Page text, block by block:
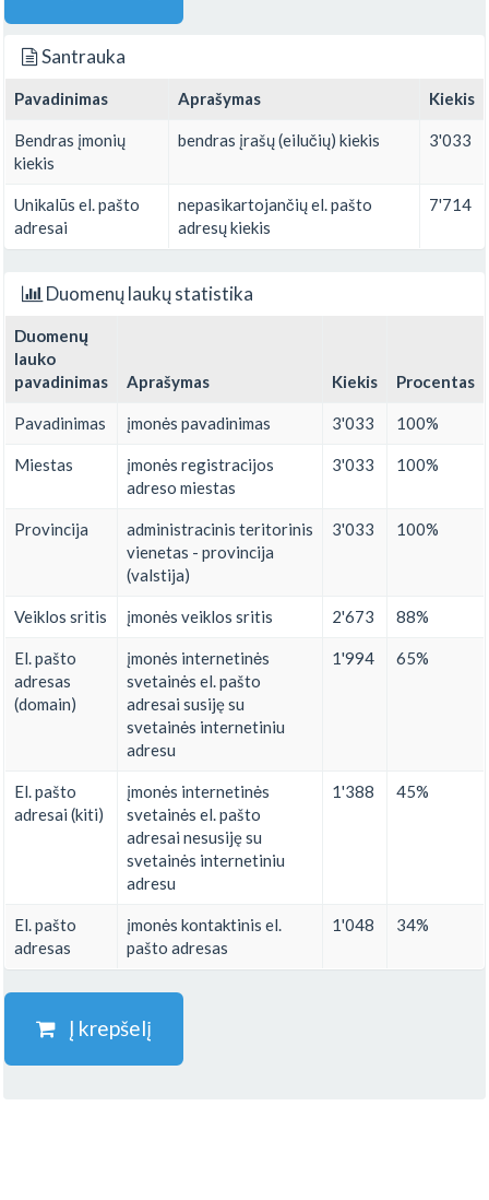
Santrauka
Pavadinimas Aprašymas Kiekis
Bendras įmonių
kiekis
bendras įrašų (eilučių) kiekis 3'033
Unikalūs el. pašto
adresai
nepasikartojančių el. pašto
adresų kiekis
7'714
Duomenų laukų statistika
Duomenų
lauko
pavadinimas
Aprašymas Kiekis Procentas
Pavadinimas įmonės pavadinimas 3'033 100%
Miestas
įmonės registracijos
adreso miestas
3'033 100%
Provincija
administracinis teritorinis
vienetas - provincija
(valstija)
3'033 100%
Veiklos sritis įmonės veiklos sritis 2'673 88%
El. pašto
adresas
(domain)
įmonės internetinės
svetainės el. pašto
adresai susiję su
svetainės internetiniu
adresu
1'994 65%
El. pašto
adresai (kiti)
įmonės internetinės
svetainės el. pašto
adresai nesusiję su
svetainės internetiniu
adresu
1'388 45%
El. pašto
adresas
įmonės kontaktinis el.
pašto adresas
1'048 34%
Į krepšelį